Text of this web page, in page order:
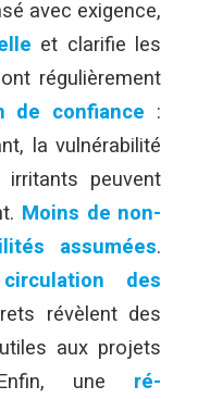
avec exigence,
et clarifie les
régulièrement
de confiance :
la vulnérabilité
peuvent
Moins de non-
assumées.
des
révèlent des
aux projets
une ré-